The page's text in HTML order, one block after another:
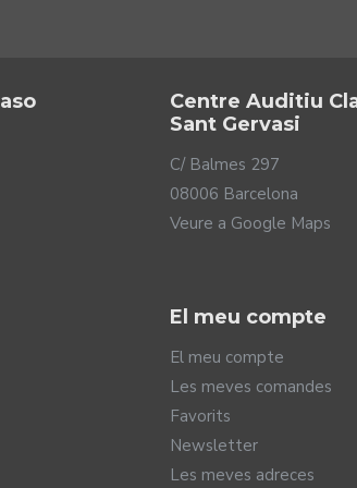
dos mons. D'una banda, utilitza l'estètica
te un dia sencer d'ús. D'altra banda, els
el disseny més modern al costat de la
Centre Auditiu
Sant Gervasi
C/ Balmes 297
08006 Barcelona
Veure a Google Maps
El meu compte
El meu compte
Les meves comandes
Favorits
Newsletter
Les meves adreces